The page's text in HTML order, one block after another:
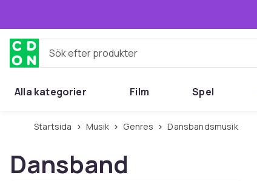
Sök efter produkter
Alla kategorier Film Spel
Startsida Musik Genres Dansbandsmusik
Dansband